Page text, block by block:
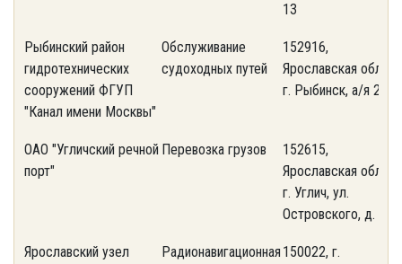
13
Рыбинский район
гидротехнических
сооружений ФГУП
"Канал имени Москвы"
Обслуживание
судоходных путей
152916,
Ярославская обл.,
г. Рыбинск, а/я 26
ОАО "Угличский речной
порт"
Перевозка грузов
152615,
Ярославская обл.,
г. Углич, ул.
Островского, д. 12
Ярославский узел
Радионавигационная 150022, г.